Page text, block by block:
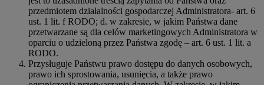
przedmiotem działalności gospodarczej Administratora- art. 6
ust. 1 lit. f RODO; d. w zakresie, w jakim Państwa dane
przetwarzane są dla celów marketingowych Administratora w
oparciu o udzieloną przez Państwa zgodę – art. 6 ust. 1 lit. a
RODO.
Przysługuje Państwu prawo dostępu do danych osobowych,
prawo ich sprostowania, usunięcia, a także prawo